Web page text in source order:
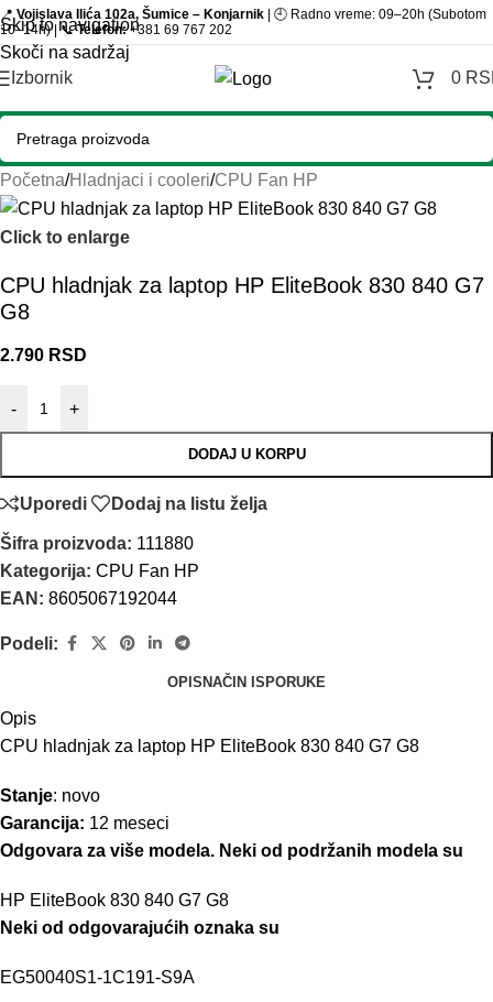
Skip to navigation
Skoči na sadržaj
📍Vojislava Ilića 102a, Šumice – Konjarnik | 🕘 Radno vreme: 09–20h (Subotom
10–14h) | 📞Telefon:+381 69 767 202
Izbornik 0
Početna/Hladnjaci i cooleri/CPU Fan HP
Click to enlarge
CPU hladnjak za laptop HP EliteBook 830 840 G7
G8
2.790 RSD
- +
DODAJ U KORPU
Uporedi Dodaj na listu želja
Šifra proizvoda: 111880
Kategorija: CPU Fan HP
EAN: 8605067192044
Podeli:
OPIS NAČIN ISPORUKE
Opis
CPU hladnjak za laptop HP EliteBook 830 840 G7 G8
Stanje: novo
Garancija: 12 meseci
Odgovara za više modela. Neki od podržanih modela su
HP EliteBook 830 840 G7 G8
Neki od odgovarajućih oznaka su
EG50040S1-1C191-S9A